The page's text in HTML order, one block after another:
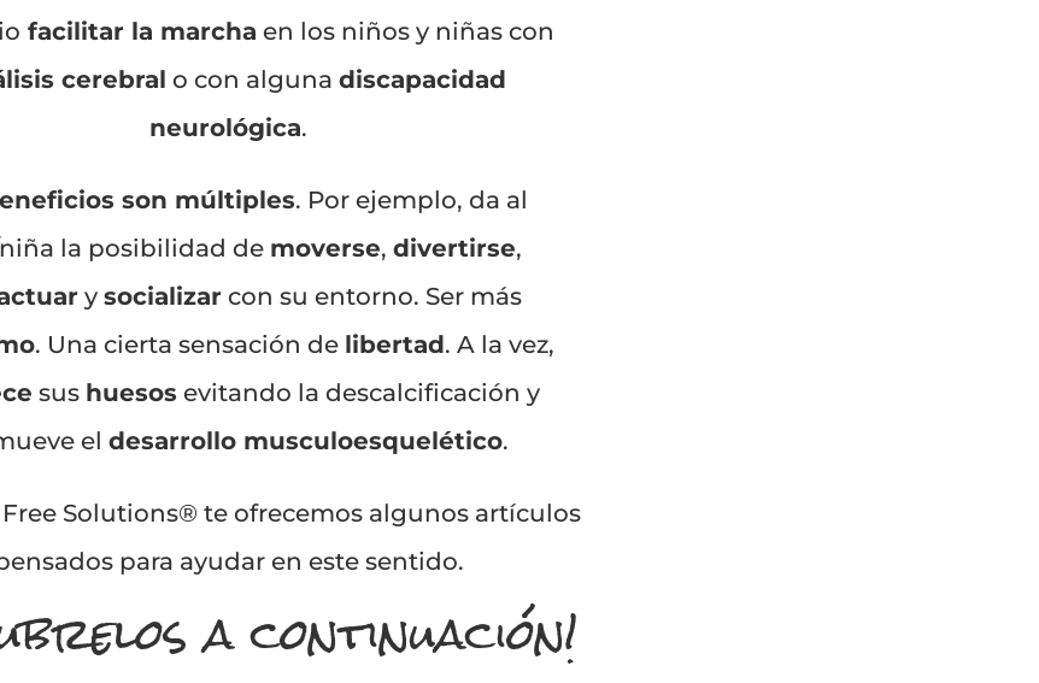
facilitar la marcha en los niños y niñas con
cerebral o con algunadiscapacidad
neurológica.
son múltiples. Por ejemplo, da al
la posibilidad de moverse,divertirse,
y socializarcon su entorno. Ser más
. Una cierta sensación de libertad. A la vez,
sus huesos evitando la descalcificación y
eldesarrollo musculoesquelético.
Free Solutions® te ofrecemos algunos artículos
para ayudar en este sentido.
a continuación!